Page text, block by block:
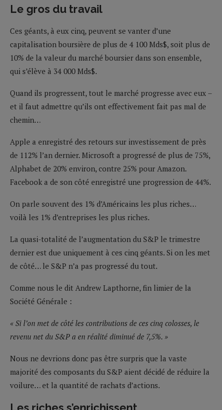
Le gros du travail
Ces géants, à eux cinq, peuvent se vanter d’une
capitalisation boursière de plus de 4 100 Mds$, soit plus de
10% de la valeur du marché boursier dans son ensemble,
qui s’élève à 34 000 Mds$.
Quand ils progressent, tout le marché progresse avec eux –
et il faut admettre qu’ils ont effectivement fait pas mal de
chemin…
Apple a enregistré des retours sur investissement de près
de 112% l’an dernier. Microsoft a progressé de plus de 75%,
Alphabet de 20% environ, contre 25% pour Amazon.
Facebook a de son côté enregistré une progression de 44%.
On parle souvent des 1% d’Américains les plus riches…
voilà les 1% d’entreprises les plus riches.
La quasi-totalité de l’augmentation du S&P le trimestre
dernier est due uniquement à ces cinq géants. Si on les met
de côté… le S&P n’a pas progressé du tout.
Comme nous le dit Andrew Lapthorne, fin limier de la
Société Générale :
« Si l’on met de côté les contributions de ces cinq colosses, le
revenu net du S&P a en réalité diminué de 7,5%. »
Nous ne devrions donc pas être surpris que la vaste
majorité des composants du S&P aient décidé de réduire la
voilure… et la quantité de rachats d’actions.